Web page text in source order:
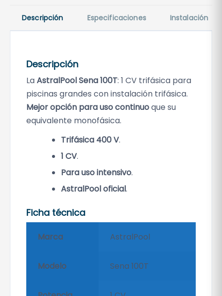
Descripción Especificaciones Instalación
Descripción
LaAstralPool Sena 100T: 1 CV trifásica para
piscinas grandes con instalación trifásica.
Mejor opción para uso continuoque su
equivalente monofásica.
Trifásica 400 V.
1 CV.
Para uso intensivo.
AstralPool oficial.
Ficha técnica
Marca AstralPool
Modelo Sena 100T